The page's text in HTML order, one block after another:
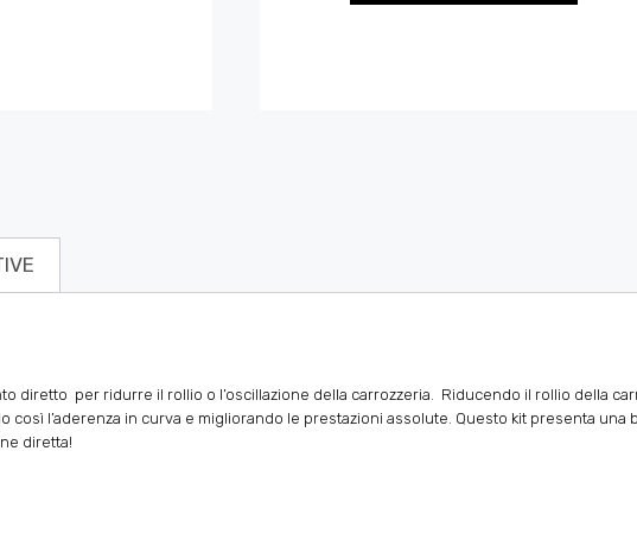
diretto per ridurre il rollio o l’oscillazione della carrozzeria. Riducendo il rollio della
l’aderenza in curva e migliorando le prestazioni assolute. Questo kit presenta una
diretta!